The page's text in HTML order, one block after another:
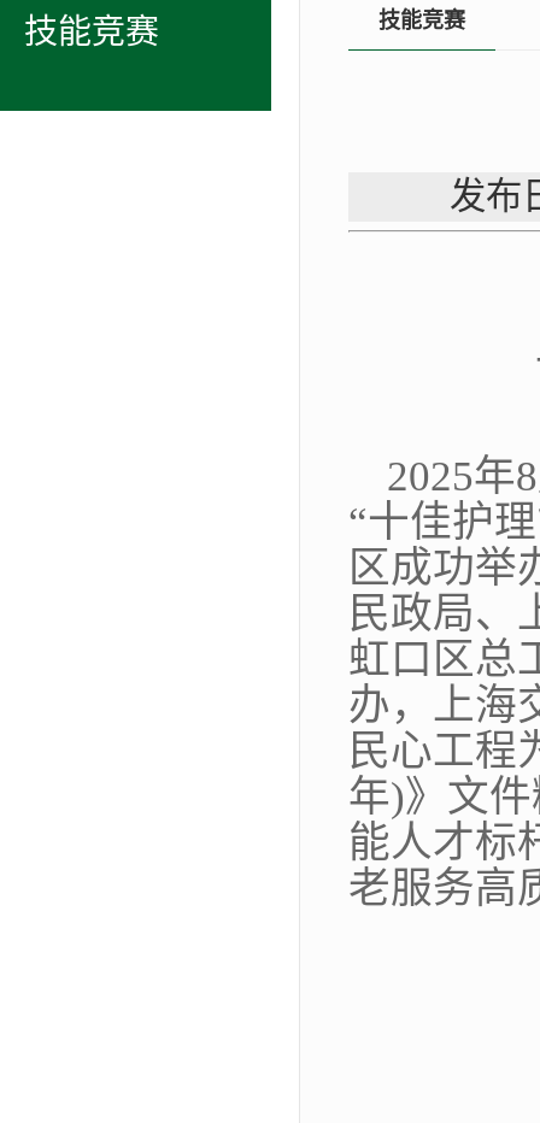
技能竞赛 技能竞赛
发
2025年
“十佳护
区成功举
民政局、
虹口区总
办，上海
民心工程
年)》文
能人才标
老服务高